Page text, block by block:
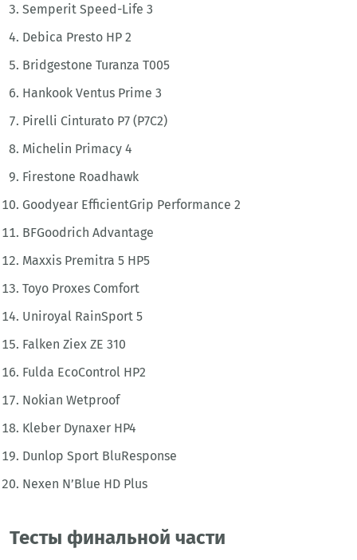
Semperit Speed-Life 3
Debica Presto HP 2
Bridgestone Turanza T005
Hankook Ventus Prime 3
Pirelli Cinturato P7 (P7C2)
Michelin Primacy 4
Firestone Roadhawk
Goodyear EfficientGrip Performance 2
BFGoodrich Advantage
Maxxis Premitra 5 HP5
Toyo Proxes Comfort
Uniroyal RainSport 5
Falken Ziex ZE 310
Fulda EcoControl HP2
Nokian Wetproof
Kleber Dynaxer HP4
Dunlop Sport BluResponse
Nexen N’Blue HD Plus
Тесты финальной части